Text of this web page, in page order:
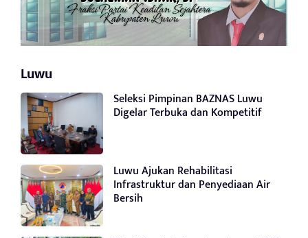
Luwu
Seleksi Pimpinan BAZNAS Luwu
Digelar Terbuka dan Kompetitif
Luwu Ajukan Rehabilitasi
Infrastruktur dan Penyediaan Air
Bersih